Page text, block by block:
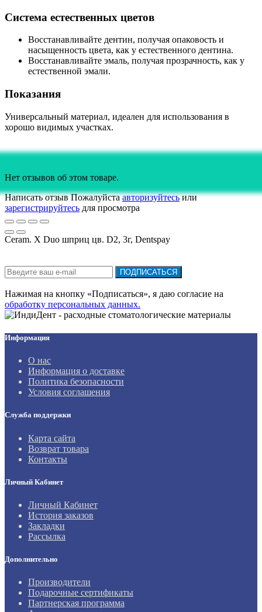
Система естественных цветов
Восстанавливайте дентин, получая опаковость и
насыщенность цвета, как у естественного дентина.
Восстанавливайте эмаль, получая прозрачность, как у
естественной эмали.
Показания
Универсальный материал, идеален для использования в
хорошо видимых участках.
Нет отзывов об этом товаре.
Написать отзывПожалуйстаавторизуйтесьили
зарегистрируйтесь для просмотра
Ceram. Х Duo шприц цв. D2, 3г, Dentspay
ПОДПИСАТЬСЯ
Нажимая на кнопку «Подписаться», я даю cогласие на
обработку персональных данных.
Информация
О нас
Информация о доставке
Политика безопасности
Условия соглашения
Служба поддержки
Карта сайта
Возврат товара
Контакты
Личный Кабинет
Личный Кабинет
История заказов
Закладки
Рассылка
Дополнительно
Производители
Подарочные сертификаты
Партнерская программа